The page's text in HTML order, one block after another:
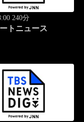
240分
トニュース